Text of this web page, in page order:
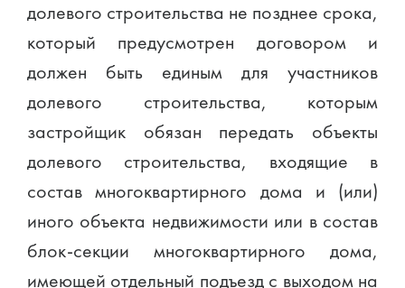
долевого строительства не позднее срока,
который предусмотрен договором и
должен быть единым для участников
долевого строительства, которым
застройщик обязан передать объекты
долевого строительства, входящие в
состав многоквартирного дома и (или)
иного объекта недвижимости или в состав
блок-секции многоквартирного дома,
имеющей отдельный подъезд с выходом на